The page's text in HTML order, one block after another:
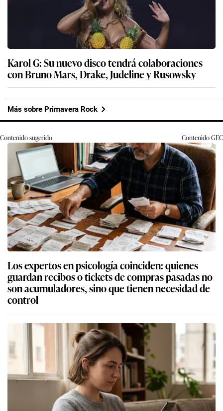
Karol G: Su nuevo disco tendrá colaboraciones
con Bruno Mars, Drake, Judeline y Rusowsky
Más sobre Primavera Rock
Contenido sugerido ContenidoGEC
Los expertos en psicología coinciden: quienes
guardan recibos o tickets de compras pasadas no
son acumuladores, sino que tienen necesidad de
control